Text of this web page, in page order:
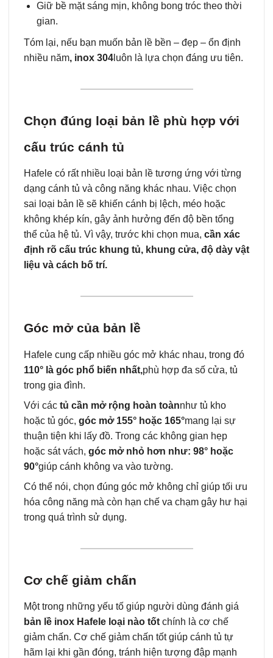
Giữ bề mặt sáng mịn, không bong tróc theo thời
gian.
Tóm lại, nếu bạn muốn bản lề bền – đẹp – ổn định
nhiều năm, inox 304 luôn là lựa chọn đáng ưu tiên.
Chọn đúng loại bản lề phù hợp với
cấu trúc cánh tủ
Hafele có rất nhiều loại bản lề tương ứng với từng
dạng cánh tủ và công năng khác nhau. Việc chọn
sai loại bản lề sẽ khiến cánh bị lệch, méo hoặc
không khép kín, gây ảnh hưởng đến độ bền tổng
thể của hệ tủ. Vì vậy, trước khi chọn mua, cần xác
định rõ cấu trúc khung tủ, khung cửa, độ dày vật
liệu và cách bố trí.
Góc mở của bản lề
Hafele cung cấp nhiều góc mở khác nhau, trong đó
110° là góc phổ biến nhất,phù hợp đa số cửa, tủ
trong gia đình.
Với các tủ cần mở rộng hoàn toànnhư tủ kho
hoặc tủ góc, góc mở 155° hoặc 165°mang lại sự
thuận tiện khi lấy đồ. Trong các không gian hẹp
hoặc sát vách, góc mở nhỏ hơn như: 98° hoặc
90°giúp cánh không va vào tường.
Có thể nói, chọn đúng góc mở không chỉ giúp tối ưu
hóa công năng mà còn hạn chế va chạm gây hư hại
trong quá trình sử dụng.
Cơ chế giảm chấn
Một trong những yếu tố giúp người dùng đánh giá
bản lề inox Hafele loại nào tốt chính là cơ chế
giảm chấn. Cơ chế giảm chấn tốt giúp cánh tủ tự
hãm lại khi gần đóng, tránh hiện tượng đập mạnh